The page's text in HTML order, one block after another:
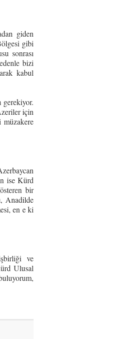
giden
gibi
sonrası
bizi
kabul
gerekiyor.
için
ise Kürd
bir
Anadilde
en e ki
ve
Ulusal